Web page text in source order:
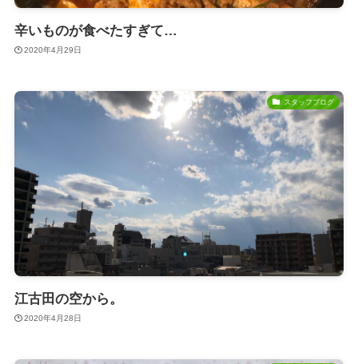
辛いものが食べたすぎて…
2020年4月29日
スタッフブログ
江古田の空から。
2020年4月28日